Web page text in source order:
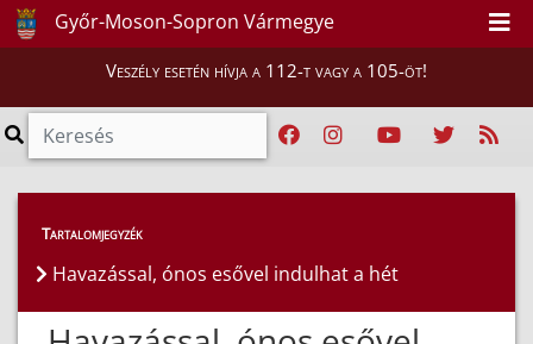
Győr-Moson-Sopron Vármegye
Veszély esetén hívja a 112-t vagy a 105-öt!
Híreink > Hírek
Tartalomjegyzék
Havazással, ónos esővel indulhat a hét